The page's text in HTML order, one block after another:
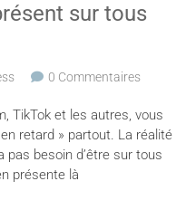
sur tous
0 Commentaires
TikTok et les autres, vous
retard » partout. La réalité
pas besoin d’être sur tous
présente là